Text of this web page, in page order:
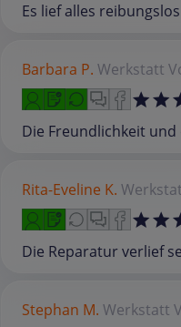
Es lief alles
Barbara P. Werkstatt
Die Freundlichkeit
Rita-Eveline K.
Die Reparatur verlief
Stephan M. Werkstatt